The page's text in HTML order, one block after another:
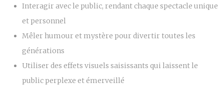
Interagir avec le public, rendant chaque spectacle unique
et personnel
Mêler humour et mystère pour divertir toutes les
générations
Utiliser des effets visuels saisissants qui laissent le
public perplexe et émerveillé